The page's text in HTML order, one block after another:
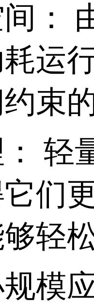
：
运
束
轻
们
轻
模